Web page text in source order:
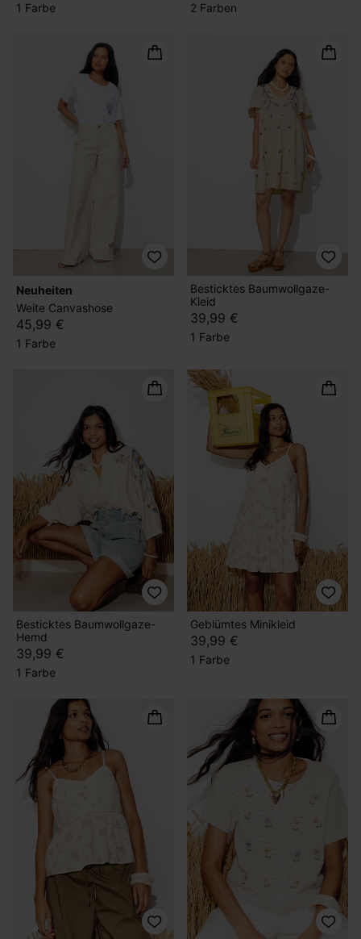
1 Farbe 2 Farben
Neuheiten
Weite Canvashose
45,99 €
1 Farbe
Besticktes Baumwollgaze-
Kleid
39,99 €
1 Farbe
Besticktes Baumwollgaze-
Hemd
39,99 €
1 Farbe
Geblümtes Minikleid
39,99 €
1 Farbe